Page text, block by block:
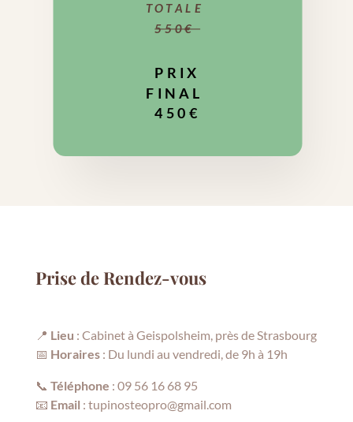
TOTALE
550€
PRIX
FINAL
450€
Prise de Rendez-vous
📍 Lieu : Cabinet à Geispolsheim, près de Strasbourg
📅 Horaires: Du lundi au vendredi, de 9h à 19h
📞 Téléphone : 09 56 16 68 95
📧 Email : tupinosteopro@gmail.com